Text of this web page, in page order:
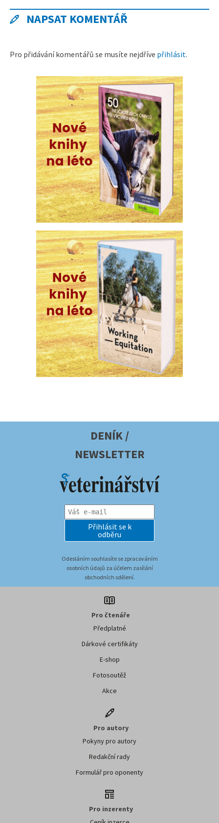
NAPSAT KOMENTÁŘ
Pro přidávání komentářů se musíte nejdříve přihlásit.
DENÍK /
NEWSLETTER
Přihlásit se k
odběru
Odesláním souhlasíte se zpracováním
osobních údajů za účelem zasílání
obchodních sdělení.
Pro čtenáře
Předplatné
Dárkové certifikáty
E-shop
Fotosoutěž
Akce
Pro autory
Pokyny pro autory
Redakční rady
Formulář pro oponenty
Pro inzerenty